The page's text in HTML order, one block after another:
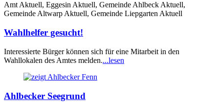
Amt Aktuell, Eggesin Aktuell, Gemeinde Ahlbeck Aktuell,
Gemeinde Altwarp Aktuell, Gemeinde Liepgarten Aktuell
Wahlhelfer gesucht!
Interessierte Bürger können sich für eine Mitarbeit in den
Wahllokalen des Amtes melden....lesen
Ahlbecker Seegrund